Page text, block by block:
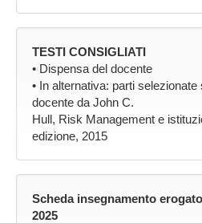
TESTI CONSIGLIATI
• Dispensa del docente
• In alternativa: parti
docente da John C.
Hull, Risk Management e
edizione, 2015
Scheda insegnamento
2025